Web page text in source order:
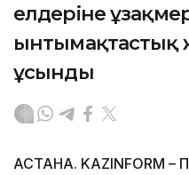
елдеріне
ынтымақтастық
ұсынды
АСТАНА. KAZINFORM –